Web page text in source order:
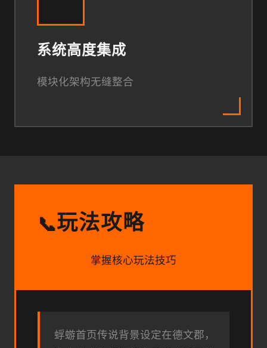
系统高度集成
模块化架构无缝整合
📞玩法攻略
掌握核心玩法技巧
蜉蝣首页传说背景设定在德文郡，